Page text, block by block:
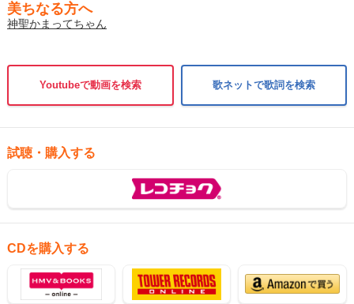
美ちなる方へ
神聖かまってちゃん
Youtubeで動画を検索 歌ネットで歌詞を検索
試聴・購入する
CDを購入する